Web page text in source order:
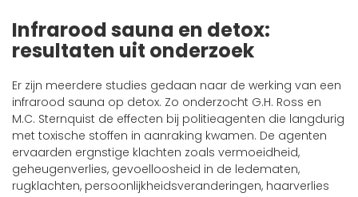
Infrarood sauna en detox:
resultaten uit onderzoek
Er zijn meerdere studies gedaan naar de werking van een
infrarood sauna op detox. Zo onderzocht G.H. Ross en
M.C. Sternquist de effecten bij politieagenten die langdurig
met toxische stoffen in aanraking kwamen. De agenten
ervaarden ergnstige klachten zoals vermoeidheid,
geheugenverlies, gevoelloosheid in de ledematen,
rugklachten, persoonlijkheidsveranderingen, haarverlies